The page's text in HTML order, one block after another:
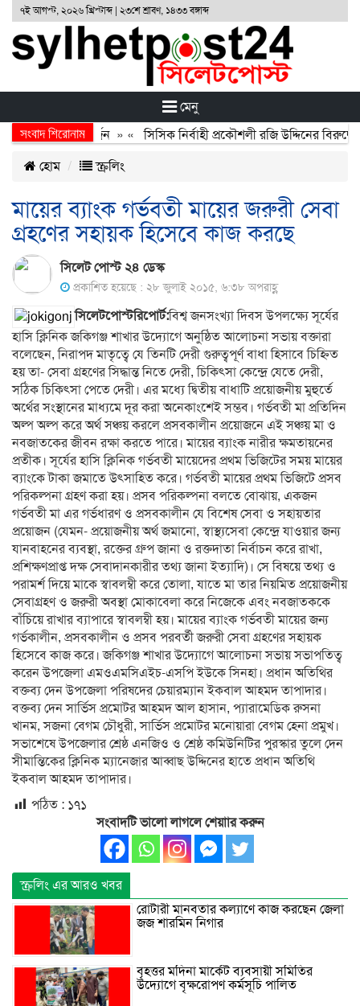
৭ই আগস্ট, ২০২৬ খ্রিস্টাব্দ | ২৩শে শ্রাবণ, ১৪৩৩ বঙ্গাব্দ
মেনু
সংবাদ শিরোনাম
বর্জন ও বিসর্জন » « সিসিক নির্বাহী প্রকৌশলী রজি উদ্দিনের
হোম
স্ক্রলিং
মায়ের ব্যাংক গর্ভবতী মায়ের জরুরী সেবা
গ্রহণের সহায়ক হিসেবে কাজ করছে
সিলেট পোস্ট ২৪ ডেস্ক
প্রকাশিত হয়েছে : ২৮ জুলাই ২০১৫, ৬:৩৮ অপরাহ্ণ
সিলেটপোস্টরিপোর্ট:বিশ্ব জনসংখ্যা দিবস উপলক্ষ্যে সূর্যের
হাসি ক্লিনিক জকিগঞ্জ শাখার উদ্যোগে অনুষ্ঠিত আলোচনা সভায় বক্তারা
বলেছেন, নিরাপদ মাতৃত্বে যে তিনটি দেরী গুরুত্বপূর্ণ বাধা হিসাবে চিহ্নিত
হয় তা- সেবা গ্রহণের সিদ্ধান্ত নিতে দেরী, চিকিৎসা কেন্দ্রে যেতে দেরী,
সঠিক চিকিৎসা পেতে দেরী। এর মধ্যে দ্বিতীয় বাধাটি প্রয়োজনীয় মুহুর্তে
অর্থের সংস্থানের মাধ্যমে দূর করা অনেকাংশেই সম্ভব। গর্ভবতী মা প্রতিদিন
অল্প অল্প করে অর্থ সঞ্চয় করলে প্রসবকালীন প্রয়োজনে এই সঞ্চয় মা ও
নবজাতকের জীবন রক্ষা করতে পারে। মায়ের ব্যাংক নারীর ক্ষমতায়নের
প্রতীক। সূর্যের হাসি ক্লিনিক গর্ভবতী মায়েদের প্রথম ভিজিটের সময় মায়ের
ব্যাংকে টাকা জমাতে উৎসাহিত করে। গর্ভবতী মায়ের প্রথম ভিজিটে প্রসব
পরিকল্পনা গ্রহণ করা হয়। প্রসব পরিকল্পনা বলতে বোঝায়, একজন
গর্ভবতী মা এর গর্ভধারণ ও প্রসবকালীন যে বিশেষ সেবা ও সহায়তার
প্রয়োজন (যেমন- প্রয়োজনীয় অর্থ জমানো, স্বাস্থ্যসেবা কেন্দ্রে যাওয়ার জন্য
যানবাহনের ব্যবস্থা, রক্তের গ্রুপ জানা ও রক্তদাতা নির্বাচন করে রাখা,
প্রশিক্ষণপ্রাপ্ত দক্ষ সেবাদানকারীর তথ্য জানা ইত্যাদি)। সে বিষয়ে তথ্য ও
পরামর্শ দিয়ে মাকে স্বাবলম্বী করে তোলা, যাতে মা তার নিয়মিত প্রয়োজনীয়
সেবাগ্রহণ ও জরুরী অবস্থা মোকাবেলা করে নিজেকে এবং নবজাতককে
বাঁচিয়ে রাখার ব্যাপারে স্বাবলম্বী হয়। মায়ের ব্যাংক গর্ভবতী মায়ের জন্য
গর্ভকালীন, প্রসবকালীন ও প্রসব পরবর্তী জরুরী সেবা গ্রহণের সহায়ক
হিসেবে কাজ করে। জকিগঞ্জ শাখার উদ্যোগে আলোচনা সভায় সভাপতিত্ব
করেন উপজেলা এমওএমসিএইচ-এসপি ইউকে সিনহা। প্রধান অতিথির
বক্তব্য দেন উপজেলা পরিষদের চেয়ারম্যান ইকবাল আহমদ তাপাদার।
বক্তব্য দেন সার্ভিস প্রমোটর আহমদ আল হাসান, প্যারামেডিক রুসনা
খানম, সজনা বেগম চৌধুরী, সার্ভিস প্রমোটর মনোয়ারা বেগম হেনা প্রমুখ।
সভাশেষে উপজেলার শ্রেষ্ঠ এনজিও ও শ্রেষ্ঠ কমিউনিটির পুরস্কার তুলে দেন
সীমান্তিকের ক্লিনিক ম্যানেজার আব্বাছ উদ্দিনের হাতে প্রধান অতিথি
ইকবাল আহমদ তাপাদার।
পঠিত : ১৭১
সংবাদটি ভালো লাগলে শেয়াার করুন
স্ক্রলিং এর আরও খবর
রোটারী মানবতার কল্যাণে কাজ করছেন জেলা
জজ শারমিন নিগার
বৃহত্তর মদিনা মার্কেট ব্যবসায়ী সমিতির
উদ্যোগে বৃক্ষরোপণ কর্মসূচি পালিত